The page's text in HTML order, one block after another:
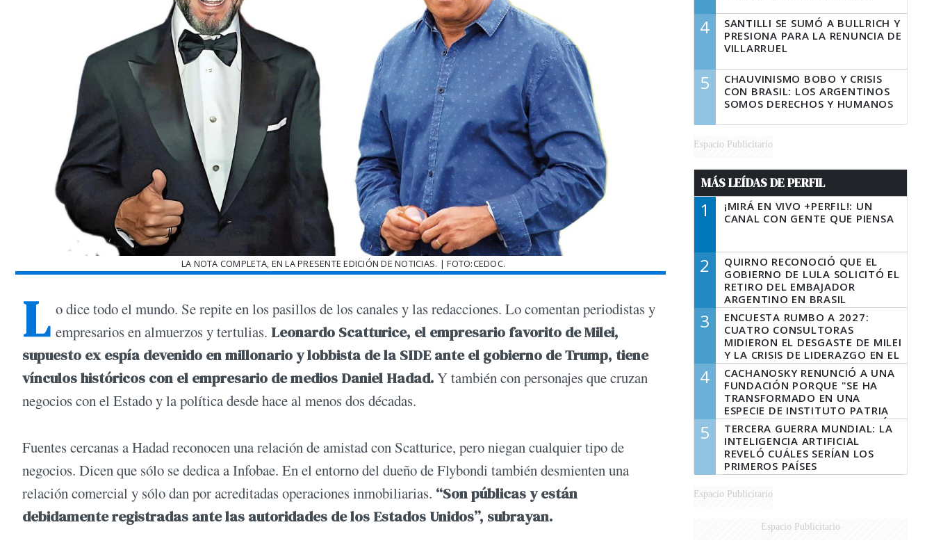
LA NOTA COMPLETA, EN LA PRESENTE EDICIÓN DE NOTICIAS. | FOTO:CEDOC.
L o dice todo el mundo. Se repite en los pasillos de los canales y las redacciones. Lo comentan periodistas y
empresarios en almuerzos y tertulias. Leonardo Scatturice, el empresario favorito de Milei,
supuesto ex espía devenido en millonario y lobbista de la SIDE ante el gobierno de Trump, tiene
vínculos históricos con el empresario de medios Daniel Hadad.Y también con personajes que cruzan
negocios con el Estado y la política desde hace al menos dos décadas.
Fuentes cercanas a Hadad reconocen una relación de amistad con Scatturice, pero niegan cualquier tipo de
negocios. Dicen que sólo se dedica a Infobae. En el entorno del dueño de Flybondi también desmienten una
relación comercial y sólo dan por acreditadas operaciones inmobiliarias. “Son públicas y están
debidamente registradas ante las autoridades de los Estados Unidos”, subrayan.
4
SANTILLI SE SUMÓ A BULLRICH Y
PRESIONA PARA LA RENUNCIA DE
VILLARRUEL
5
CHAUVINISMO BOBO Y CRISIS
CON BRASIL: LOS ARGENTINOS
SOMOS DERECHOS Y HUMANOS
Espacio Publicitario
MÁS LEÍDAS DE PERFIL
1
¡MIRÁ EN VIVO +PERFIL!: UN
CANAL CON GENTE QUE PIENSA
2
QUIRNO RECONOCIÓ QUE EL
GOBIERNO DE LULA SOLICITÓ EL
RETIRO DEL EMBAJADOR
ARGENTINO EN BRASIL
3
ENCUESTA RUMBO A 2027:
CUATRO CONSULTORAS
MIDIERON EL DESGASTE DE MILEI
Y LA CRISIS DE LIDERAZGO EN EL
PERONISMO
4
CACHANOSKY RENUNCIÓ A UNA
FUNDACIÓN PORQUE "SE HA
TRANSFORMADO EN UNA
ESPECIE DE INSTITUTO PATRIA
INCONDICIONAL DE LA GESTIÓN
DE MILEI"
5
TERCERA GUERRA MUNDIAL: LA
INTELIGENCIA ARTIFICIAL
REVELÓ CUÁLES SERÍAN LOS
PRIMEROS PAÍSES
LATINOAMERICANOS EN SER
DERROTADOS
Espacio Publicitario
Espacio Publicitario